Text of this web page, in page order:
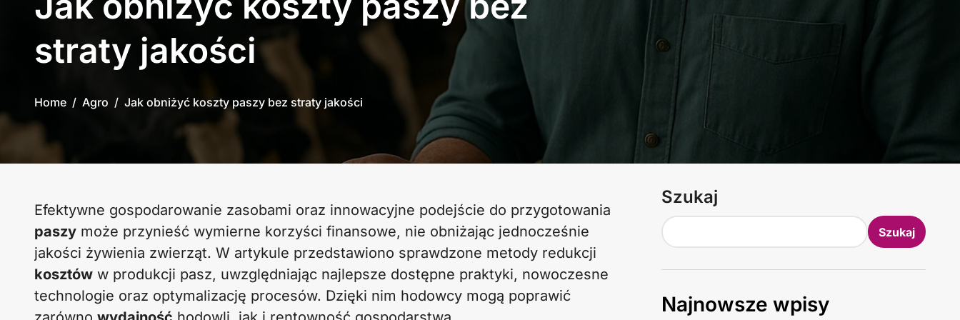
straty jakości
Home Agro Jak obniżyć koszty paszy bez straty jakości
Efektywne gospodarowanie zasobami oraz innowacyjne podejście do przygotowania
paszy może przynieść wymierne korzyści finansowe, nie obniżając jednocześnie
jakości żywienia zwierząt. W artykule przedstawiono sprawdzone metody redukcji
kosztów w produkcji pasz, uwzględniając najlepsze dostępne praktyki, nowoczesne
technologie oraz optymalizację procesów. Dzięki nim hodowcy mogą poprawić
Szukaj
Szukaj
Najnowsze wpisy